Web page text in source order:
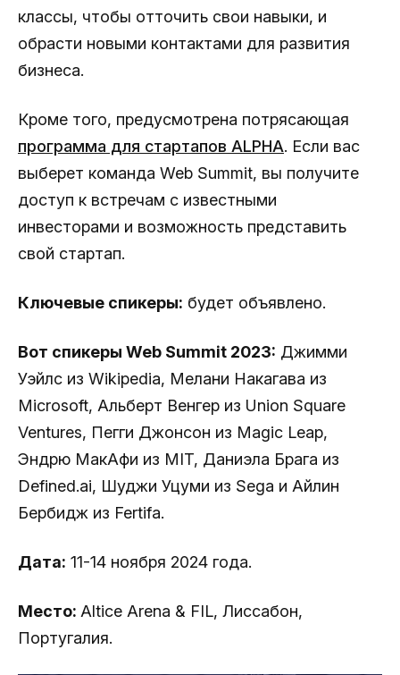
классы, чтобы отточить свои навыки, и
обрасти новыми контактами для развития
бизнеса.
Кроме того, предусмотрена потрясающая
программа для стартапов ALPHA. Если вас
выберет команда Web Summit, вы получите
доступ к встречам с известными
инвесторами и возможность представить
свой стартап.
Ключевые спикеры: будет объявлено.
Вот спикеры Web Summit 2023: Джимми
Уэйлс из Wikipedia, Мелани Накагава из
Microsoft, Альберт Венгер из Union Square
Ventures, Пегги Джонсон из Magic Leap,
Эндрю МакАфи из MIT, Даниэла Брага из
Defined.ai, Шуджи Уцуми из Sega и Айлин
Бербидж из Fertifa.
Дата: 11-14 ноября 2024 года.
Место: Altice Arena & FIL, Лиссабон,
Португалия.